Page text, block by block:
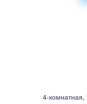
4-